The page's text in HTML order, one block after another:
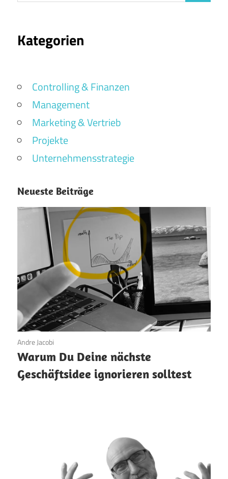
Kategorien
Controlling & Finanzen
Management
Marketing & Vertrieb
Projekte
Unternehmensstrategie
Neueste Beiträge
24. März 2026
Andre Jacobi
Warum Du Deine nächste
Geschäftsidee ignorieren solltest